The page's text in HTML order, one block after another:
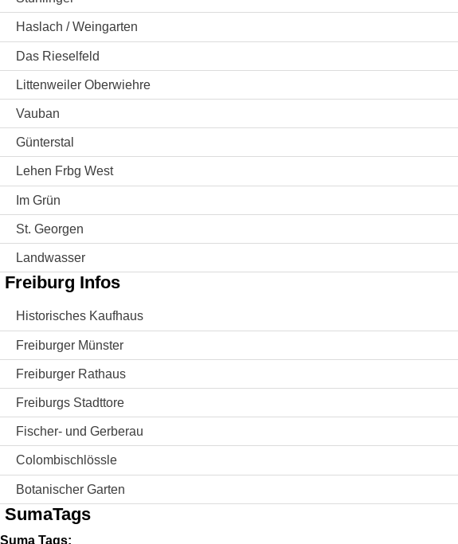
Haslach / Weingarten
Das Rieselfeld
Littenweiler Oberwiehre
Vauban
Günterstal
Lehen Frbg West
Im Grün
St. Georgen
Landwasser
Freiburg Infos
Historisches Kaufhaus
Freiburger Münster
Freiburger Rathaus
Freiburgs Stadttore
Fischer- und Gerberau
Colombischlössle
Botanischer Garten
SumaTags
Suma Tags: